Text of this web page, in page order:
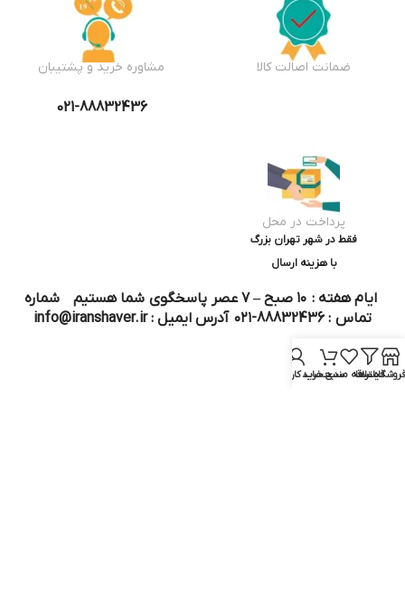
ضمانت اصالت کالا مشاوره خرید و پشتیبان
021-88832436
پرداخت در محل
فقط در شهر تهران بزرگ
با هزینه ارسال
ایام هفته : ۱۰ صبح – ۷ عصر پاسخگوی شما هستیم شماره
تماس : 88832436-۰۲۱ آدرس ایمیل : info@iranshaver.ir
فروشگاهفیلترها
علاقه مندیسبد خرید
حساب کاربری من